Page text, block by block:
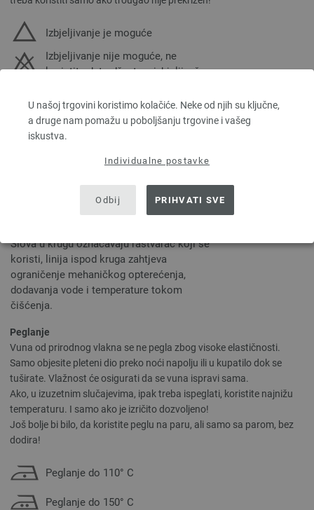
U našoj trgovini koristimo kolačiće. Neke od njih su ključne,
a druge nam pomažu u poboljšanju trgovine i vašeg
iskustva.
Individualne postavke
Odbij PRIHVATI SVE
Izbjeljivanje je moguće
Izbjeljivanje nije moguće, ne
koristite deterdžent sa izbjeljivačem
Hemijsko čišćenje
Neku vunu ne treba prati uopšte. One se moraju nositi na hemijsko
čišćenje.
Standardno čišćenje
Slova u krugu označavaju rastvarač koji se
koristi, linija ispod kruga zahtjeva
ograničenje mehaničkog opterećenja,
dodavanja vode i temperature tokom
čišćenja.
Peglanje
Vuna od prirodnog vlakna se ne pegla zbog visoke elastičnosti.
Samo objesite pleteni dio preko noći napolju ili u kupatilo dok se
tuširate. Vlažnost će osigurati da se vuna ispravi sama.
Ako, u izuzetnim slučajevima, ipak treba ispeglati, koristite najnižu
temperaturu. I samo ako je izričito dozvoljeno!
Još bolje bi bilo, da koristite peglu na paru, ali samo sa parom, bez
dodira!
Peglanje do 110° C
Peglanje do 150° C